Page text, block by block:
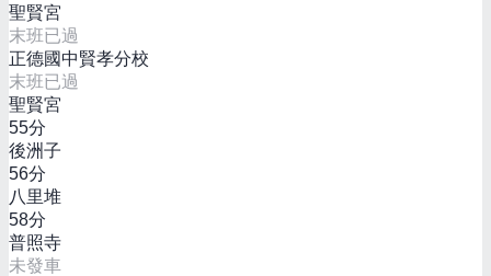
聖賢宮
末班已過
正德國中賢孝分校
末班已過
聖賢宮
55分
後洲子
56分
八里堆
58分
普照寺
未發車